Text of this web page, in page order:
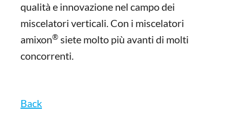
qualità e innovazione nel campo dei
miscelatori verticali. Con i miscelatori
amixon® siete molto più avanti di molti
concorrenti.
Back